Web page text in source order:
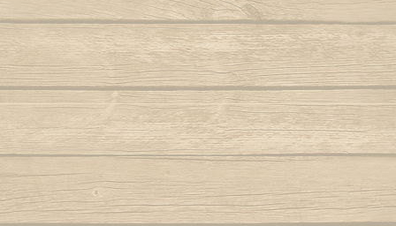
Familia de ouro
Autor : Mestre Chicote (Cordão de Ouro
Paris)
Folha seca
Hoje eu tava pensando em casa
Autor : Professor Pretinho
Hoje me leva o coração pra Bahia
Autor : Graduado Voador (Capoeira Nagô)
Autor : Mestre
Vou no